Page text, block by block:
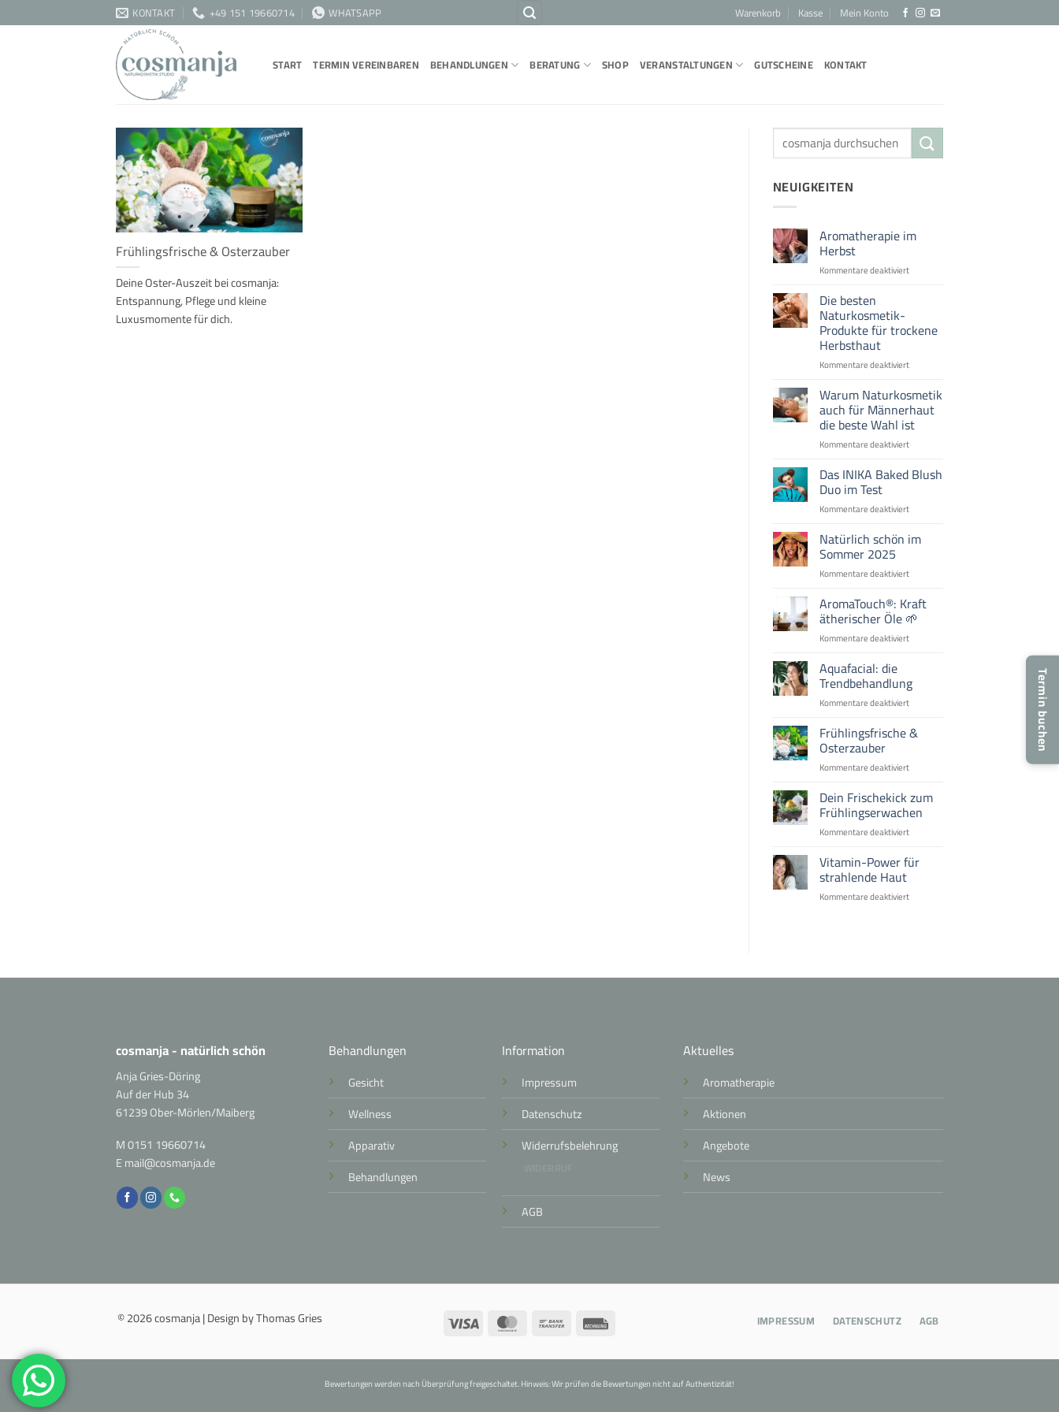
Termin buchen
Inhalt
KONTAKT +49 151 19660714 WHATSAPP Warenkorb Kasse Mein Konto
START TERMIN VEREINBAREN BEHANDLUNGEN BERATUNG SHOP VERANSTALTUNGEN GUTSCHEINE KONTAKT
Frühlingsfrische & Osterzauber
Deine Oster-Auszeit bei cosmanja:
Entspannung, Pflege und kleine
Luxusmomente für dich.
NEUIGKEITEN
Aromatherapie im
Herbst
Kommentare deaktiviertfür
Die besten
Naturkosmetik-
Produkte für trockene
Herbsthaut
Kommentare deaktiviertfür
besten
Naturkosmetik-
Produkte
für
trockene
Warum Naturkosmetik
auch für Männerhaut
die beste Wahl ist
Kommentare deaktiviertfür
Naturkosmetik
auch
Männerhaut
beste
Das INIKA Baked Blush
Duo im Test
Kommentare deaktiviertfür
INIKA
Baked
Duo
Test
Natürlich schön im
Sommer 2025
Kommentare deaktiviertfür
schön
im
Sommer
2025
AromaTouch®: Kraft
ätherischer Öle 🌱
Kommentare deaktiviertfür
ätherischer
Öle
🌱
Aquafacial: die
Trendbehandlung
Kommentare deaktiviertfür
die
Trendbehandlung
Frühlingsfrische &
Osterzauber
Kommentare deaktiviertfür
&
Osterzauber
Dein Frischekick zum
Frühlingserwachen
Kommentare deaktiviertfür
Frischekick
zum
Vitamin-Power für
strahlende Haut
Kommentare deaktiviertfür
cosmanja - natürlich schön
Anja Gries-Döring
Auf der Hub 34
61239 Ober-Mörlen/Maiberg
M0151 19660714
Email@cosmanja.de
Behandlungen
Gesicht
Wellness
Apparativ
Behandlungen
Information
Impressum
Datenschutz
Widerrufsbelehrung
AGB
Aktuelles
Aromatherapie
Aktionen
Angebote
News
© 2026 cosmanja | Design by Thomas Gries Visa MasterCardBank
IMPRESSUM DATENSCHUTZ AGB
Bewertungen werden nach Überprüfung freigeschaltet. Hinweis: Wir prüfen die Bewertungen nicht auf Authentizität!